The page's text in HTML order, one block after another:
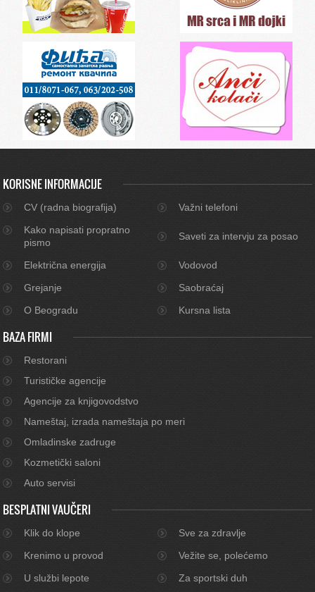
KORISNE INFORMACIJE
CV (radna biografija)
Važni telefoni
Kako napisati propratno
pismo
Saveti za intervju za posao
Električna energija
Vodovod
Grejanje
Saobraćaj
O Beogradu
Kursna lista
BAZA FIRMI
Restorani
Turističke agencije
Agencije za knjigovodstvo
Nameštaj, izrada nameštaja po meri
Omladinske zadruge
Kozmetički saloni
Auto servisi
BESPLATNI VAUČERI
Klik do klope
Sve za zdravlje
Krenimo u provod
Vežite se, polećemo
U službi lepote
Za sportski duh